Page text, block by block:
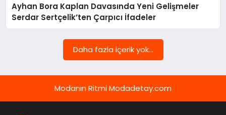
MAGAZIN
Ayhan Bora Kaplan Davasında Yeni Gelişmeler
Serdar Sertçelik’ten Çarpıcı İfadeler
Daha fazla içerik yok...
Modanın Ritmi Modadetay.com